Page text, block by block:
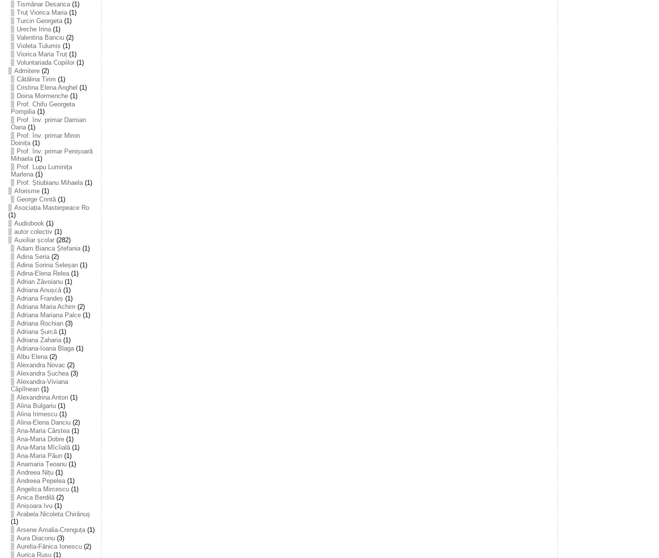
Tismănar Desanca(1)
Truț Viorica Maria(1)
Turcin Georgeta(1)
Ureche Irina(1)
Valentina Banciu(2)
Violeta Tulumis (1)
Viorica Maria Truț(1)
Voluntariada Copiilor(1)
Admitere(2)
Cătălina Tirim (1)
Cristina Elena Anghel (1)
Doina Mormenche(1)
Prof. Chifu Georgeta
Pompilia(1)
Prof. înv. primar Damian
Oana(1)
Prof. înv. primar Miron
Doinița(1)
Prof. înv. primar Penișoară
Mihaela(1)
Prof. Lupu Luminița
Marlena(1)
Prof. Știubianu Mihaela(1)
Aforisme(1)
George Crintă(1)
Asociația Masterpeace Ro
(1)
Audiobook(1)
autor colectiv(1)
Auxiliar școlar(282)
Adam Bianca Ștefania(1)
Adina Seria(2)
Adina Sorina Seleșan(1)
Adina-Elena Relea(1)
Adrian Zăvoianu(1)
Adriana Anușcă(1)
Adriana Frandeș (1)
Adriana Maria Achim (2)
Adriana Mariana Palce(1)
Adriana Rochian(3)
Adriana Șurcă(1)
Adriana Zaharia(1)
Adriana-Ioana Blaga(1)
Albu Elena(2)
Alexandra Novac (2)
Alexandra Șuchea(3)
Alexandra-Viviana
Căpîlnean(1)
Alexandrina Anton(1)
Alina Bulgariu(1)
Alina Irimescu(1)
Alina-Elena Danciu(2)
Ana-Maria Cârstea(1)
Ana-Maria Dobre(1)
Ana-Maria Mîcîială(1)
Ana-Maria Păun(1)
Anamaria Țeoanu(1)
Andreea Nițu(1)
Andreea Pepelea(1)
Angelica Mircescu(1)
Anica Berdilă(2)
Anișoara Ivu(1)
Arabela Nicoleta Chirănuș
(1)
Arsene Amalia-Crenguța(1)
Aura Diaconu(3)
Aurelia-Fănica Ionescu(2)
Aurica Rusu(1)